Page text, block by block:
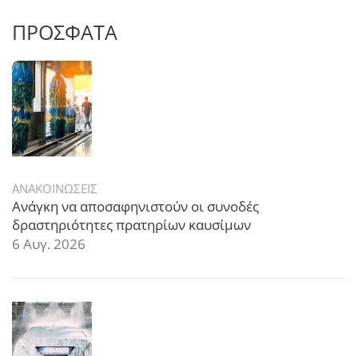
ΠΡΟΣΦΑΤΑ
ΑΝΑΚΟΙΝΩΣΕΙΣ
Ανάγκη να αποσαφηνιστούν οι συνοδές
δραστηριότητες πρατηρίων καυσίμων
6 Αυγ. 2026